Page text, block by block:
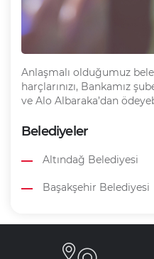
Anlaşmalı olduğumuz
harçlarınızı, Bankamız
ve Alo Albaraka’dan
Belediyeler
Altındağ Belediyesi
Başakşehir Belediyesi